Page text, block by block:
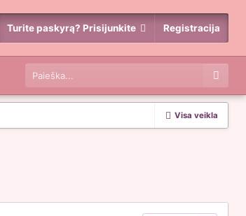
Turite paskyrą? Prisijunkite Registracija
Visa veikla